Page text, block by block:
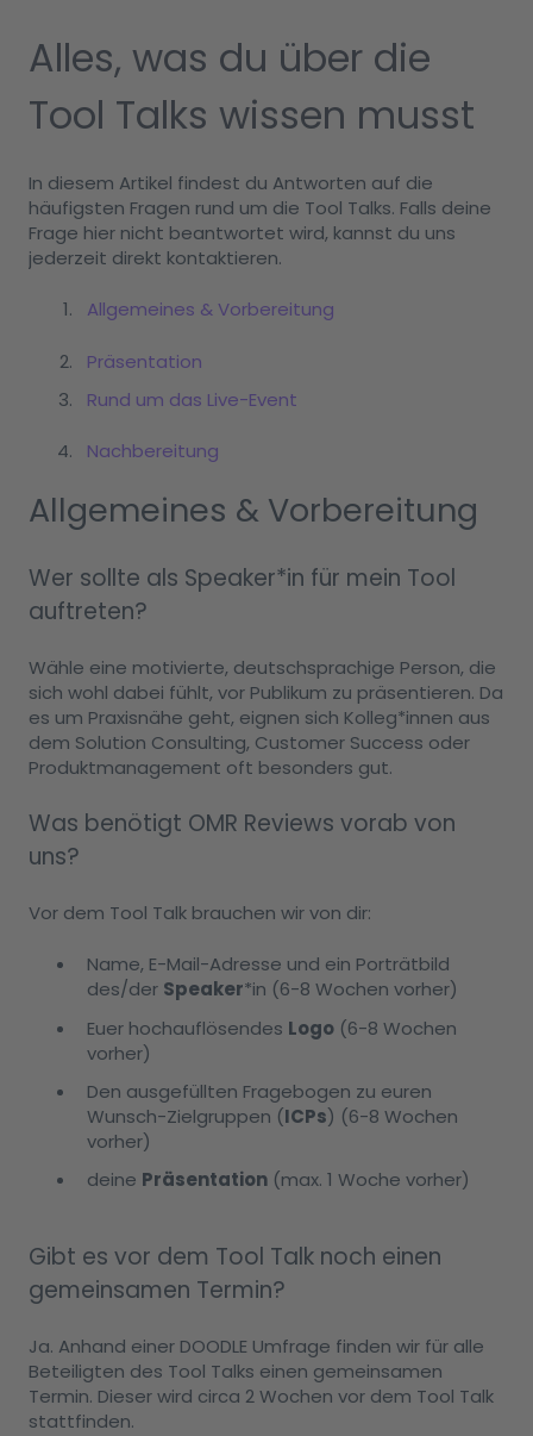
Alles, was du über die
Tool Talks wissen musst
In diesem Artikel findest du Antworten auf die
häufigsten Fragen rund um die Tool Talks. Falls deine
Frage hier nicht beantwortet wird, kannst du uns
jederzeit direkt kontaktieren.
Allgemeines & Vorbereitung
Präsentation
Rund um das Live-Event
Nachbereitung
Allgemeines & Vorbereitung
Wer sollte als Speaker*in für mein Tool
auftreten?
Wähle eine motivierte, deutschsprachige Person, die
sich wohl dabei fühlt, vor Publikum zu präsentieren. Da
es um Praxisnähe geht, eignen sich Kolleg*innen aus
dem Solution Consulting, Customer Success oder
Produktmanagement oft besonders gut.
Was benötigt OMR Reviews vorab von
uns?
Vor dem Tool Talk brauchen wir von dir:
Name, E-Mail-Adresse und ein Porträtbild
des/der Speaker*in (6-8 Wochen vorher)
Euer hochauflösendes Logo (6-8 Wochen
vorher)
Den ausgefüllten Fragebogen zu euren
Wunsch-Zielgruppen (ICPs) (6-8 Wochen
vorher)
deine Präsentation (max. 1 Woche vorher)
Gibt es vor dem Tool Talk noch einen
gemeinsamen Termin?
Ja. Anhand einer DOODLE Umfrage finden wir für alle
Beteiligten des Tool Talks einen gemeinsamen
Termin. Dieser wird circa 2 Wochen vor dem Tool Talk
stattfinden.